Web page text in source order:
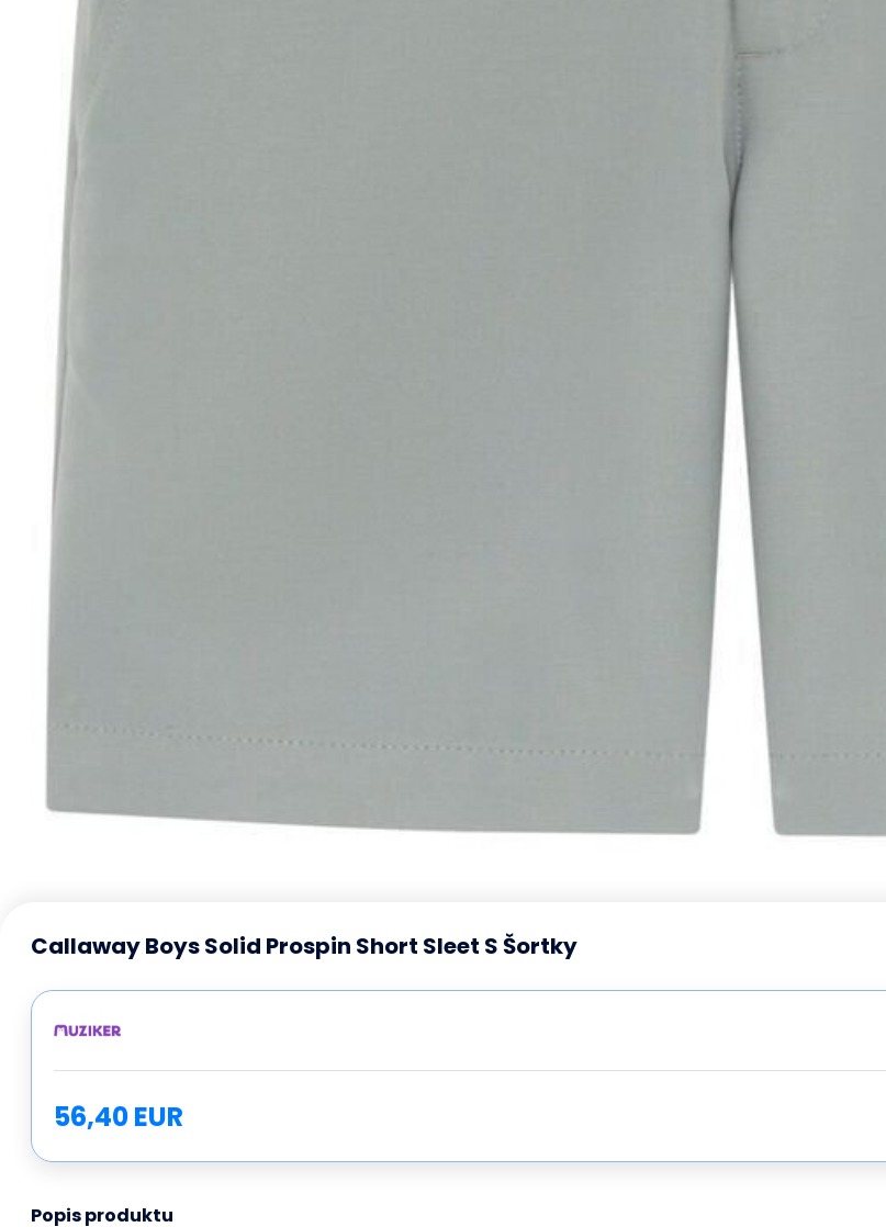
Callaway Boys Solid Prospin Short Sleet S Šortky
56,40 EUR
Popis produktu